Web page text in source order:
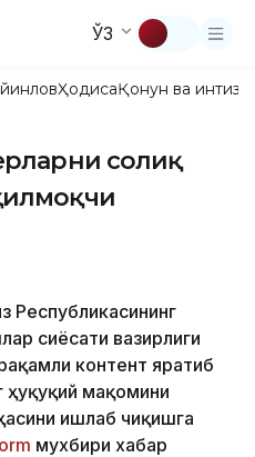
ЎЗ
ҲодисаҚонун ва
солиқ
Республикасининг
сиёсати вазирлиги
контент яратиб
ҳуқуқий мақомини
ишлаб чиқишга
мухбири хабар